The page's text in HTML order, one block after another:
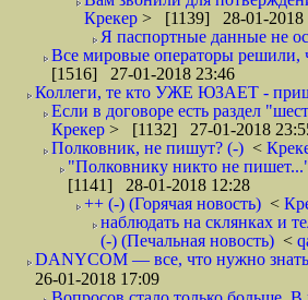
Крекер > [1139] 28-01-2018
Я паспортные данные не
Все мировые операторы решили,
[1516] 27-01-2018 23:46
Коллеги, те кто УЖЕ ЮЗАЕТ -
Если в договоре есть раздел
Крекер > [1132] 27-01-2018
Полковник, не пишут? (-) <
"Полковнику никто не
[1141] 28-01-2018 12:28
++ (-) (Горячая новость) <
наблюдать на склянках и
(-) (Печальная новость) <
DANYCOM — все, что нужно
26-01-2018 17:09